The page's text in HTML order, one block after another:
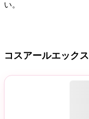
い。
コスアールエックス